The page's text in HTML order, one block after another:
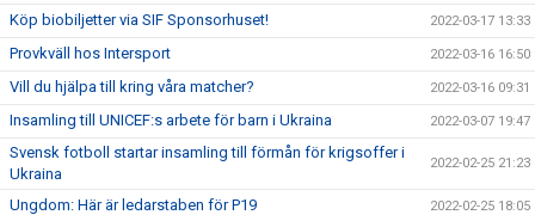
Köp biobiljetter via SIF Sponsorhuset! 2022-03-17 13:33
Provkväll hos Intersport 2022-03-16 16:50
Vill du hjälpa till kring våra matcher? 2022-03-16 09:31
Insamling till UNICEF:s arbete för barn i Ukraina 2022-03-07 19:47
Svensk fotboll startar insamling till förmån för krigsoffer i
Ukraina
2022-02-25 21:23
Ungdom: Här är ledarstaben för P19 2022-02-25 18:05